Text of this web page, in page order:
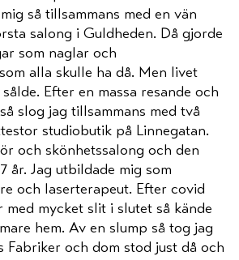
så tillsammans med en vän
salong i Guldheden. Då gjorde
som naglar och
alla skulle ha då. Men livet
Efter en massa resande och
slog jag tillsammans med två
studiobutik på Linnegatan.
och skönhetssalong och den
år. Jag utbildade mig som
och laserterapeut. Efter covid
med mycket slit i slutet så kände
hem. Av en slump så tog jag
Fabriker och dom stod just då och